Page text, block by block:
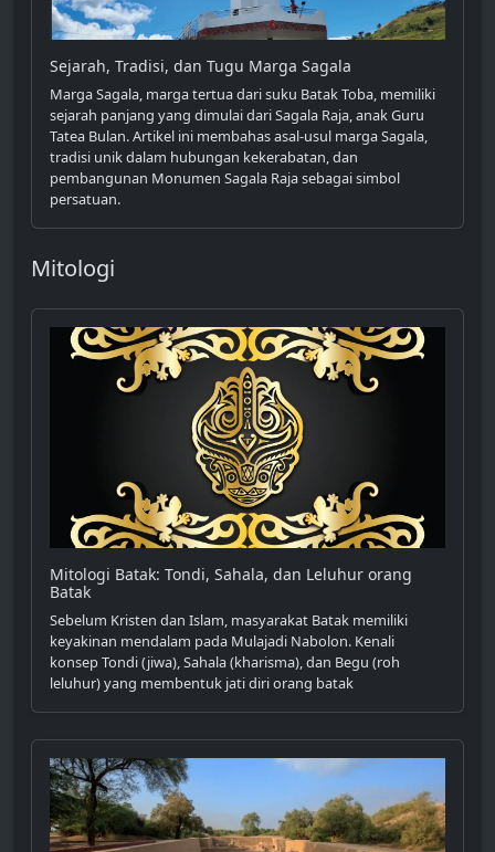
Sejarah, Tradisi, dan Tugu Marga Sagala
Marga Sagala, marga tertua dari suku Batak Toba, memiliki
sejarah panjang yang dimulai dari Sagala Raja, anak Guru
Tatea Bulan. Artikel ini membahas asal-usul marga Sagala,
tradisi unik dalam hubungan kekerabatan, dan
pembangunan Monumen Sagala Raja sebagai simbol
persatuan.
Mitologi
Mitologi Batak: Tondi, Sahala, dan Leluhur orang
Batak
Sebelum Kristen dan Islam, masyarakat Batak memiliki
keyakinan mendalam pada Mulajadi Nabolon. Kenali
konsep Tondi (jiwa), Sahala (kharisma), dan Begu (roh
leluhur) yang membentuk jati diri orang batak